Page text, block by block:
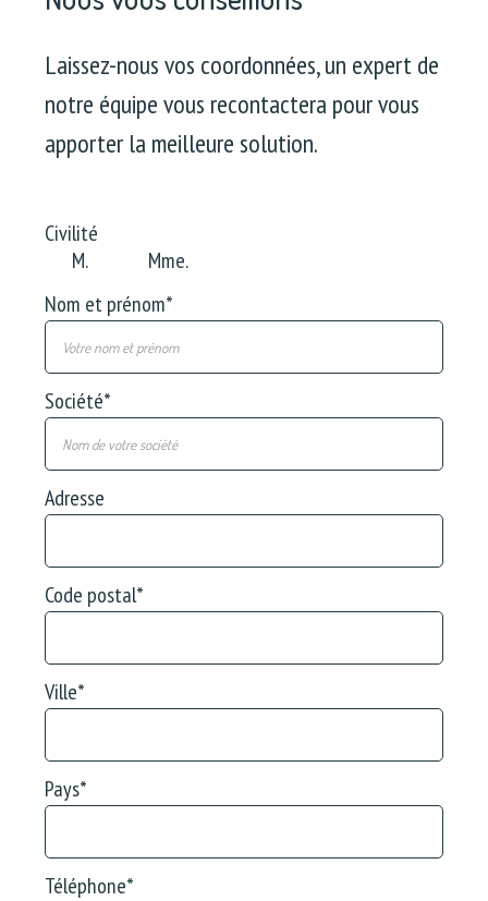
Laissez-nous vos coordonnées, un expert de
notre équipe vous recontactera pour vous
apporter la meilleure solution.
Civilité
M.
Mme.
Nom et prénom*
Société*
Adresse
Code postal*
Ville*
Pays*
Téléphone*